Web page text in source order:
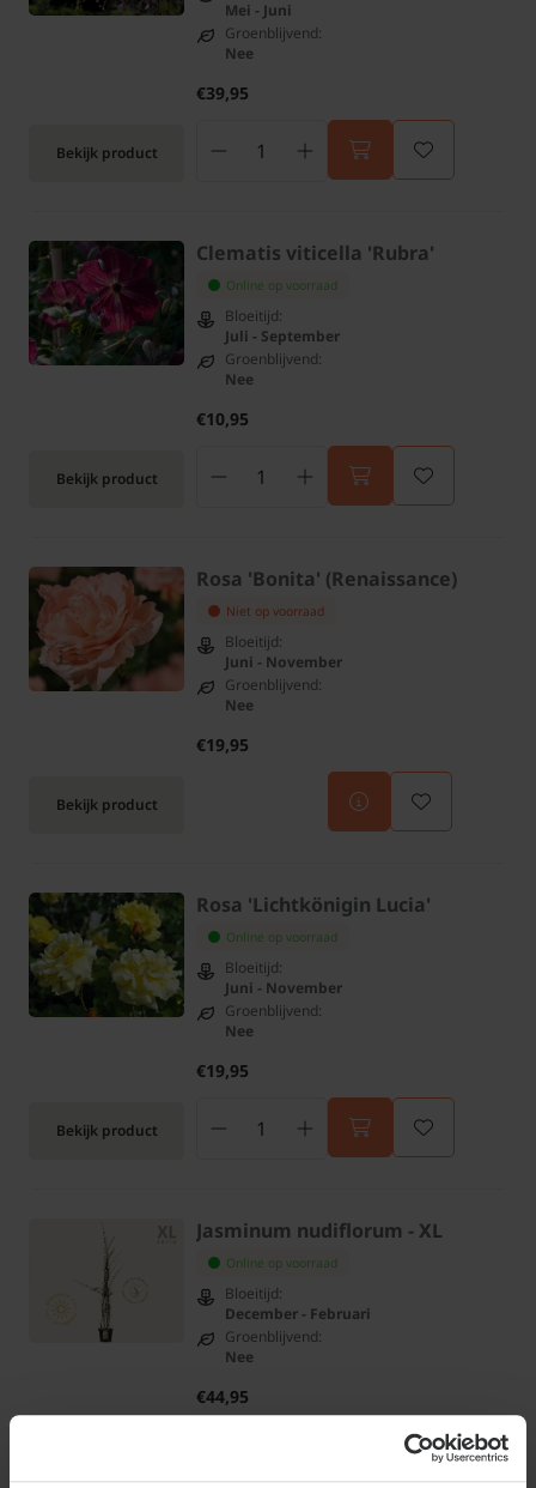
Bekijk product
Mei - Juni
Groenblijvend:
Nee
€39,95
Bekijk product
Clematis viticella 'Rubra'
Online op voorraad
Bloeitijd:
Juli - September
Groenblijvend:
Nee
€10,95
Bekijk product
Rosa 'Bonita' (Renaissance)
Niet op voorraad
Bloeitijd:
Juni - November
Groenblijvend:
Nee
€19,95
Bekijk product
Rosa 'Lichtkönigin Lucia'
Online op voorraad
Bloeitijd:
Juni - November
Groenblijvend:
Nee
€19,95
Jasminum nudiflorum - XL
Online op voorraad
Bloeitijd:
December - Februari
Groenblijvend:
Nee
€44,95